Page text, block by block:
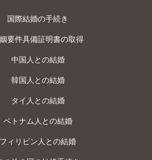
国際結婚の手続き
要件具備証明書の取得
中国人との結婚
韓国人との結婚
タイ人との結婚
ベトナム人との結婚
フィリピン人との結婚